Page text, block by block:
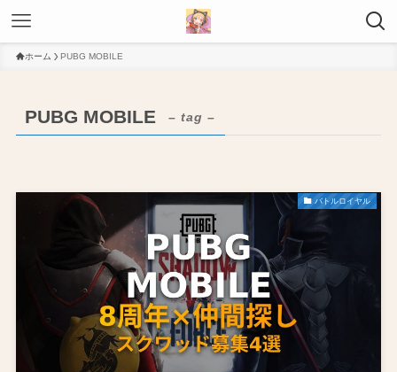
ホーム PUBG MOBILE
PUBG MOBILE – tag –
バトルロイヤル